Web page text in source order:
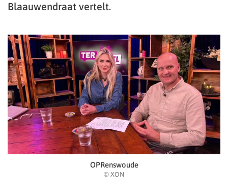
Blaauwendraat vertelt.
OPRenswoude
© XON